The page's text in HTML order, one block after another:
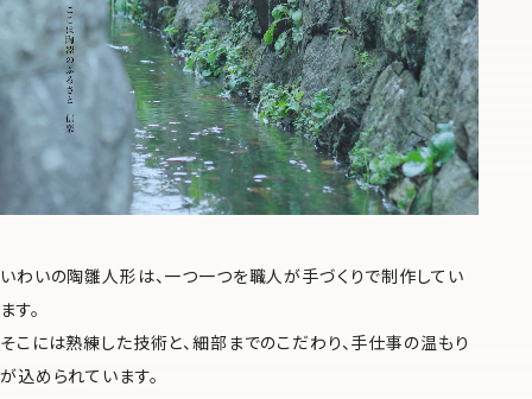
いわいの陶雛人形は、一つ一つを職人が手づくりで制作してい
ます。
そこには熟練した技術と、細部までのこだわり、手仕事の温もり
が込められています。